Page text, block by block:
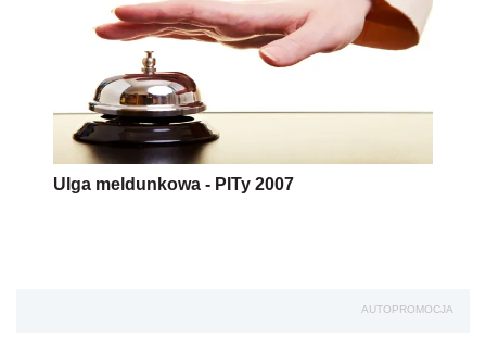
Ulga meldunkowa - PITy 2007
AUTOPROMOCJA